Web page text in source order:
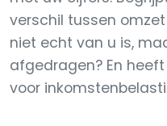
verschil tussen
niet echt van u is,
afgedragen? En
voor